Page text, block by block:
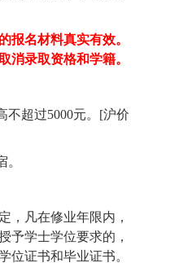
报名材料真实有效。
消录取资格和学籍。
不超过5000元。[沪价
，凡在修业年限内，
予学士学位要求的，
位证书和毕业证书。